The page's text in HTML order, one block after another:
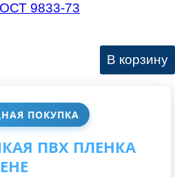
ПОКУПКА
ПВХ ПЛЕНКА
9833-73
В корзину